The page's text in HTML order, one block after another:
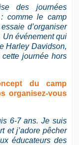
des journées
comme le camp
d’organiser
Un événement qui
Harley Davidson,
journée hors
du camp
organisez-vous
6-7 ans. Je suis
et j’adore pêcher
éducateurs des